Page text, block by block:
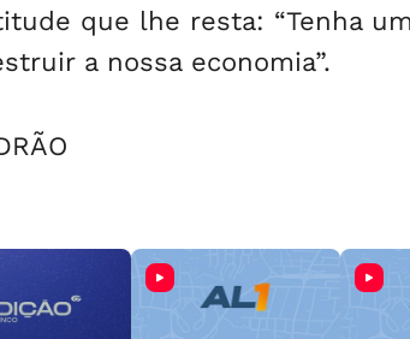
que lhe resta: “Tenha
a nossa economia”.